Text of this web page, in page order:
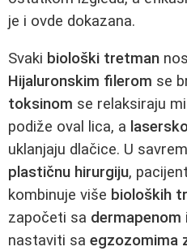
je i ovde dokazana.
Svaki biološki tretman
Hijaluronskim filerom se
toksinom se relaksiraju
podiže oval lica, a
uklanjaju dlačice. U
plastičnu hirurgiju,
kombinuje više bioloških
započeti sa dermapenom i
nastaviti sa egzozomima